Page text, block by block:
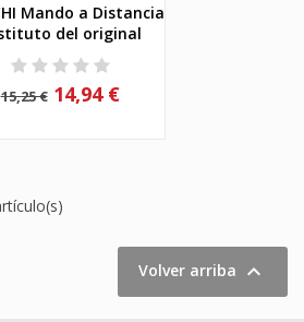
Mando a Distancia
del original
15,25 € 14,94 €
Volver arriba 